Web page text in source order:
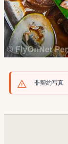
非契約写真